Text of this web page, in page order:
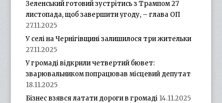
Зеленський готовий зустрітись з Трампом 27
листопада, щоб завершити угоду, – глава ОП
27.11.2025
У селі на Чернігівщині залишилося три жительки
27.11.2025
У громаді відкрили четвертий бювет:
зварювальником попрацював місцевий депутат
18.11.2025
Бізнес взявся латати дороги в громаді 14.11.2025